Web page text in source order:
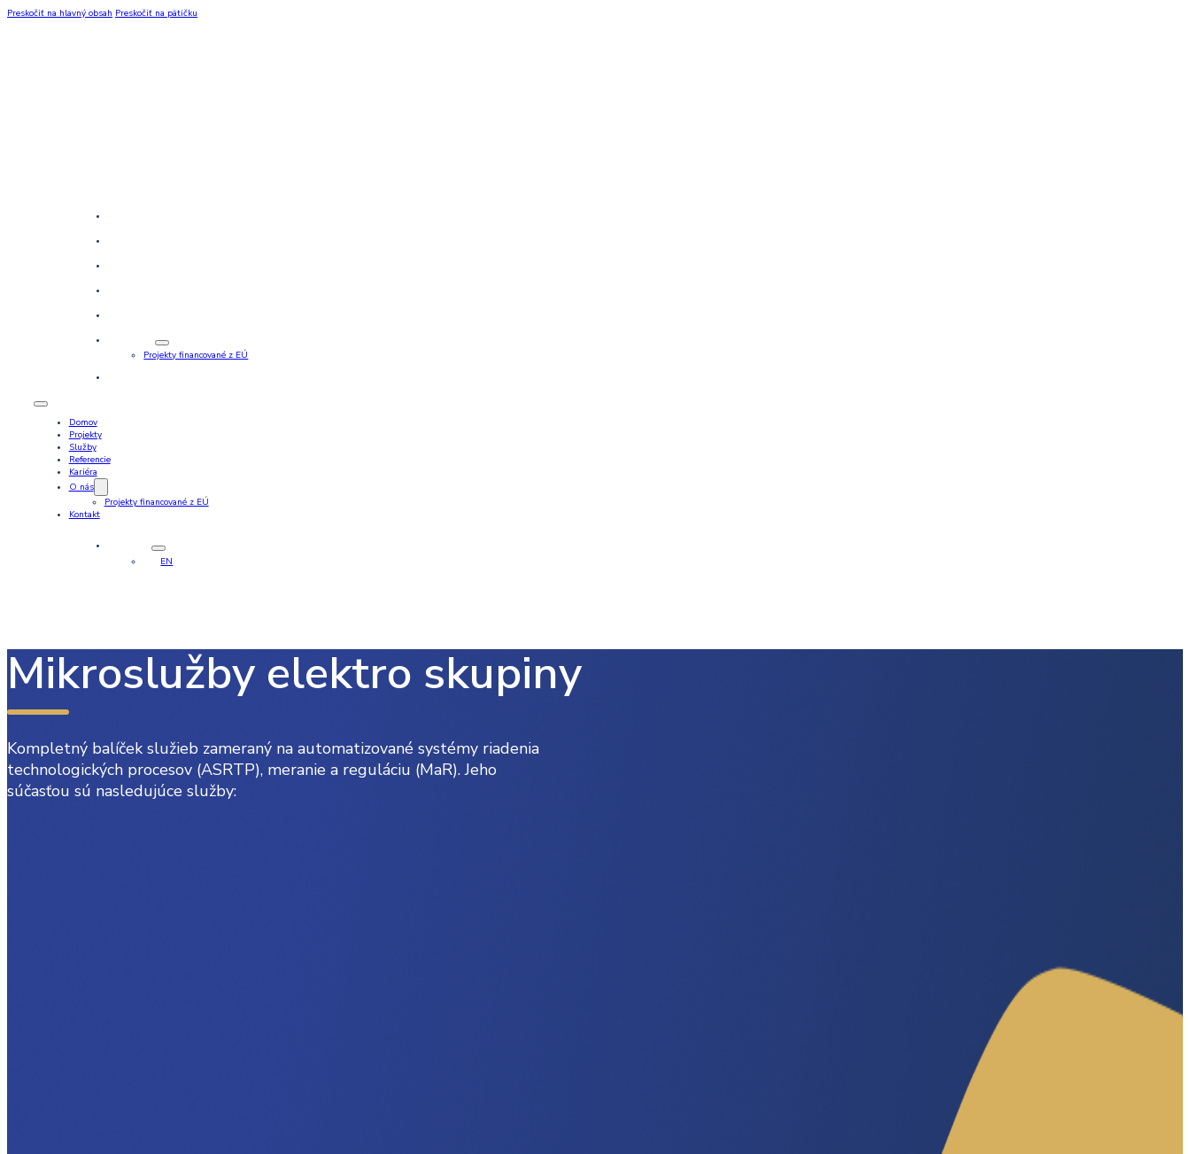
Preskočiť na hlavný obsah Preskočiť na pätičku
O nás
Projekty financované z EÚ
Domov
Projekty
Služby
Referencie
Kariéra
O nás
Projekty financované z EÚ
Kontakt
EN
Mikroslužby elektro skupiny
Kompletný balíček služieb zameraný na automatizované systémy riadenia
technologických procesov (ASRTP), meranie a reguláciu (MaR). Jeho
súčasťou sú nasledujúce služby: